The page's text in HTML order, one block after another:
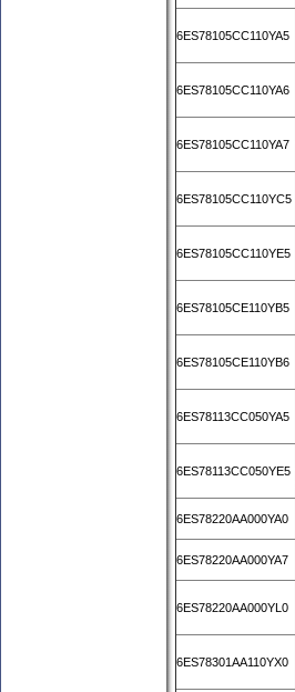
6ES78105CC110YA5
6ES78105CC110YA6
6ES78105CC110YA7
6ES78105CC110YC5
6ES78105CC110YE5
6ES78105CE110YB5
6ES78105CE110YB6
6ES78113CC050YA5
6ES78113CC050YE5
6ES78220AA000YA0
6ES78220AA000YA7
6ES78220AA000YL0
6ES78301AA110YX0